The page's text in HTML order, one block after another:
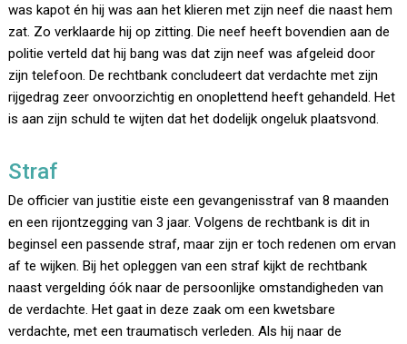
was kapot én hij was aan het klieren met zijn neef die naast hem
zat. Zo verklaarde hij op zitting. Die neef heeft bovendien aan de
politie verteld dat hij bang was dat zijn neef was afgeleid door
zijn telefoon. De rechtbank concludeert dat verdachte met zijn
rijgedrag zeer onvoorzichtig en onoplettend heeft gehandeld. Het
is aan zijn schuld te wijten dat het dodelijk ongeluk plaatsvond.
Straf
De officier van justitie eiste een gevangenisstraf van 8 maanden
en een rijontzegging van 3 jaar. Volgens de rechtbank is dit in
beginsel een passende straf, maar zijn er toch redenen om ervan
af te wijken. Bij het opleggen van een straf kijkt de rechtbank
naast vergelding óók naar de persoonlijke omstandigheden van
de verdachte. Het gaat in deze zaak om een kwetsbare
verdachte, met een traumatisch verleden. Als hij naar de